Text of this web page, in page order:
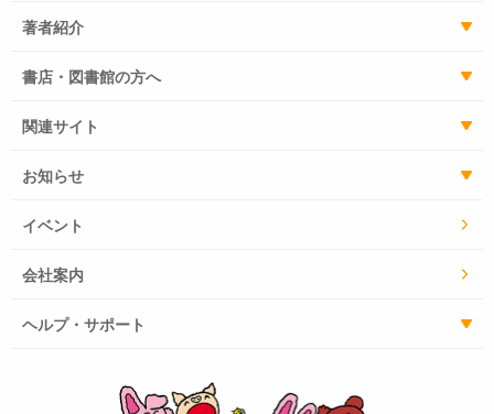
著者紹介
書店・図書館の方へ
関連サイト
お知らせ
イベント
会社案内
ヘルプ・サポート